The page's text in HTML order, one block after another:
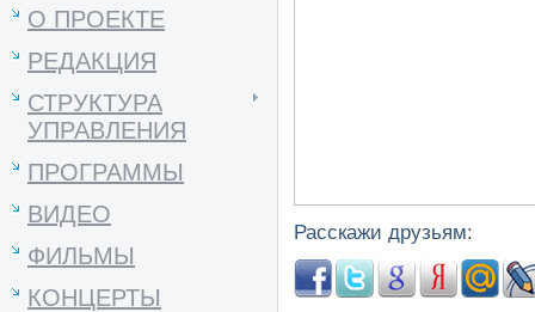
О ПРОЕКТЕ
РЕДАКЦИЯ
СТРУКТУРА
УПРАВЛЕНИЯ
ПРОГРАММЫ
ВИДЕО
ФИЛЬМЫ
КОНЦЕРТЫ
Расскажи друзьям: